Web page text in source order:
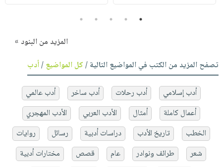
1
2
3
4
5
المزيد من البنود »
تصفح المزيد من الكتب في المواضيع التالية /كل المواضيع/أدب
أدب إسلامي أدب رحلات أدب ساخر
أدب عالمي
أعمال كاملة
أمثال الأدب العربي
الأدب المهجري
الخطب
تاريخ الأدب دراسات أدبية رسائل
روايات
شعر
طرائف ونوادر عام قصص
مختارات أدبية